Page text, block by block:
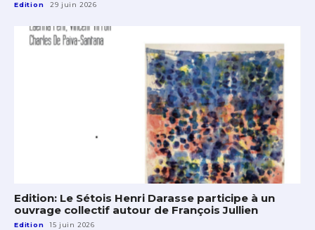
Edition 29 juin 2026
Edition: Le Sétois Henri Darasse participe à un
ouvrage collectif autour de François Jullien
Edition 15 juin 2026